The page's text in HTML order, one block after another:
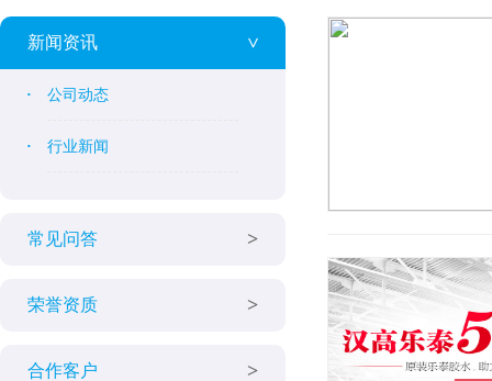
新闻资讯
公司动态
行业新闻
常见问答
荣誉资质
合作客户